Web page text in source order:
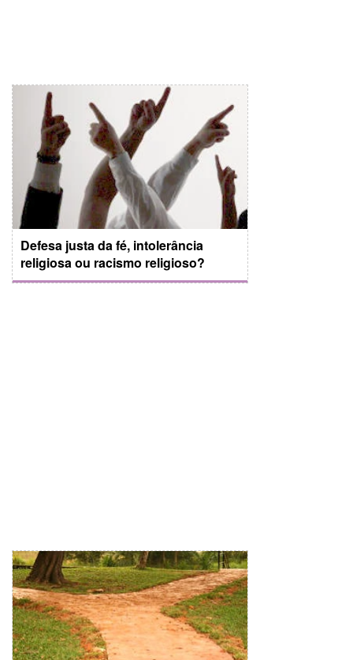
Defesa justa da fé, intolerância
religiosa ou racismo religioso?